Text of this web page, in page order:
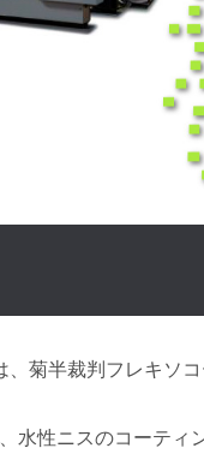
、菊半裁判フレキソ
水性ニスのコーティ